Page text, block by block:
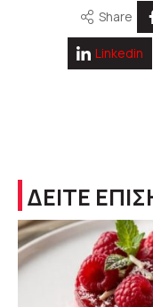
Share
Linkedin
ΔΕΙΤΕ